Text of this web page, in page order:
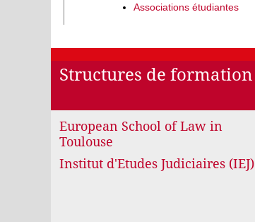
Associations étudiantes
Structures de formation
European School of Law in
Toulouse
Institut d'Etudes Judiciaires (IEJ)